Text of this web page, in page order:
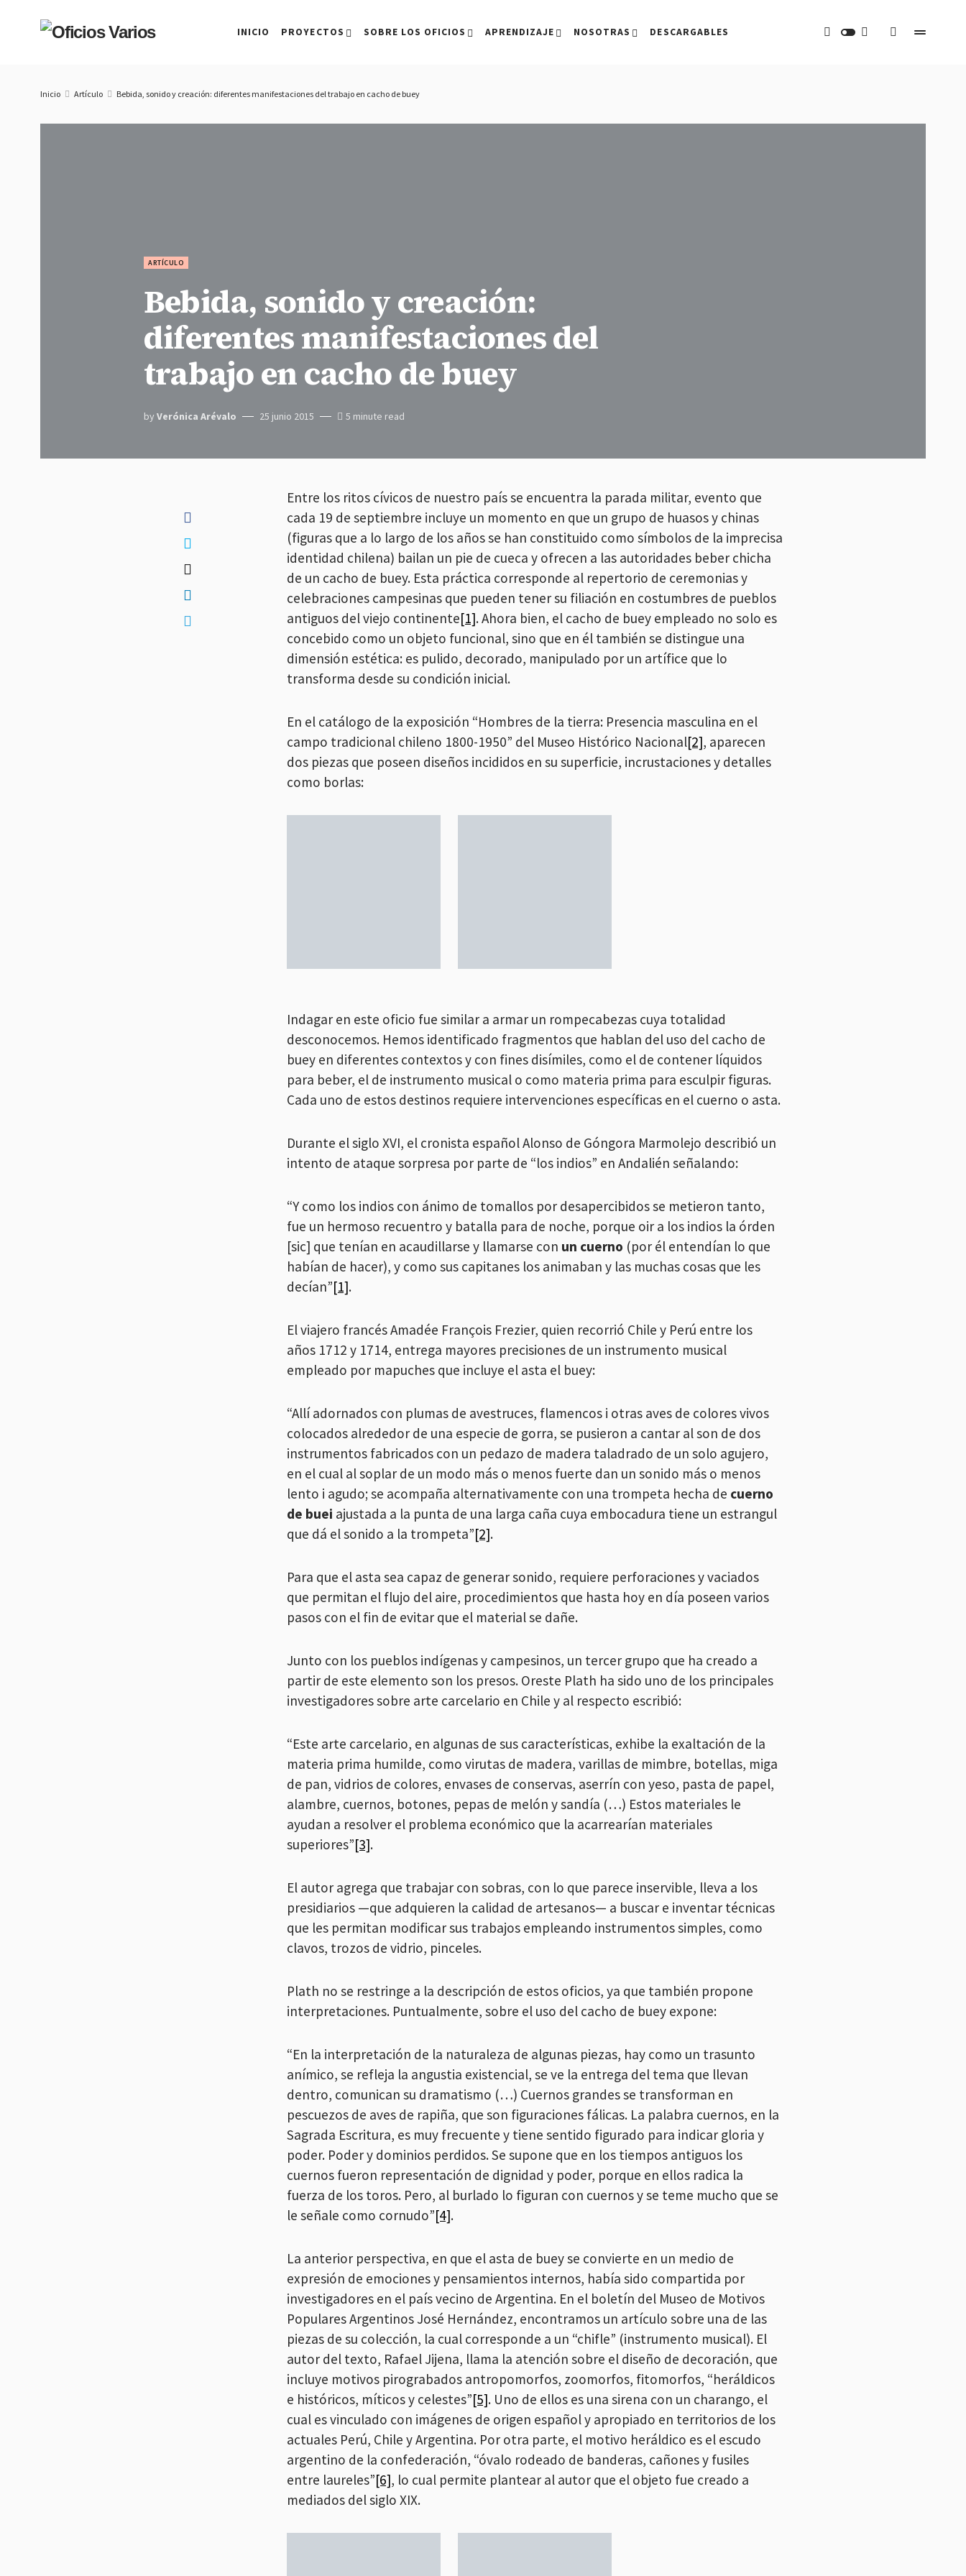
INICIO PROYECTOS SOBRE LOS OFICIOS APRENDIZAJE NOSOTRAS DESCARGABLES
Inicio Artículo Bebida, sonido y creación: diferentes manifestaciones del trabajo en cacho de buey
ARTÍCULO
Bebida, sonido y creación:
diferentes manifestaciones del
trabajo en cacho de buey
by Verónica Arévalo 25 junio 2015 5 minute read
Entre los ritos cívicos de nuestro país se encuentra la parada militar, evento que
cada 19 de septiembre incluye un momento en que un grupo de huasos y chinas
(figuras que a lo largo de los años se han constituido como símbolos de la imprecisa
identidad chilena) bailan un pie de cueca y ofrecen a las autoridades beber chicha
de un cacho de buey. Esta práctica corresponde al repertorio de ceremonias y
celebraciones campesinas que pueden tener su filiación en costumbres de pueblos
antiguos del viejo continente[1]. Ahora bien, el cacho de buey empleado no solo es
concebido como un objeto funcional, sino que en él también se distingue una
dimensión estética: es pulido, decorado, manipulado por un artífice que lo
transforma desde su condición inicial.
En el catálogo de la exposición “Hombres de la tierra: Presencia masculina en el
campo tradicional chileno 1800-1950” del Museo Histórico Nacional[2], aparecen
dos piezas que poseen diseños incididos en su superficie, incrustaciones y detalles
como borlas:
Indagar en este oficio fue similar a armar un rompecabezas cuya totalidad
desconocemos. Hemos identificado fragmentos que hablan del uso del cacho de
buey en diferentes contextos y con fines disímiles, como el de contener líquidos
para beber, el de instrumento musical o como materia prima para esculpir figuras.
Cada uno de estos destinos requiere intervenciones específicas en el cuerno o asta.
Durante el siglo XVI, el cronista español Alonso de Góngora Marmolejo describió un
intento de ataque sorpresa por parte de “los indios” en Andalién señalando:
“Y como los indios con ánimo de tomallos por desapercibidos se metieron tanto,
fue un hermoso recuentro y batalla para de noche, porque oir a los indios la órden
[sic] que tenían en acaudillarse y llamarse con un cuerno (por él entendían lo que
habían de hacer), y como sus capitanes los animaban y las muchas cosas que les
decían”[1].
El viajero francés Amadée François Frezier, quien recorrió Chile y Perú entre los
años 1712 y 1714, entrega mayores precisiones de un instrumento musical
empleado por mapuches que incluye el asta el buey:
“Allí adornados con plumas de avestruces, flamencos i otras aves de colores vivos
colocados alrededor de una especie de gorra, se pusieron a cantar al son de dos
instrumentos fabricados con un pedazo de madera taladrado de un solo agujero,
en el cual al soplar de un modo más o menos fuerte dan un sonido más o menos
lento i agudo; se acompaña alternativamente con una trompeta hecha de cuerno
de buei ajustada a la punta de una larga caña cuya embocadura tiene un estrangul
que dá el sonido a la trompeta”[2].
Para que el asta sea capaz de generar sonido, requiere perforaciones y vaciados
que permitan el flujo del aire, procedimientos que hasta hoy en día poseen varios
pasos con el fin de evitar que el material se dañe.
Junto con los pueblos indígenas y campesinos, un tercer grupo que ha creado a
partir de este elemento son los presos. Oreste Plath ha sido uno de los principales
investigadores sobre arte carcelario en Chile y al respecto escribió:
“Este arte carcelario, en algunas de sus características, exhibe la exaltación de la
materia prima humilde, como virutas de madera, varillas de mimbre, botellas, miga
de pan, vidrios de colores, envases de conservas, aserrín con yeso, pasta de papel,
alambre, cuernos, botones, pepas de melón y sandía (…) Estos materiales le
ayudan a resolver el problema económico que la acarrearían materiales
superiores”[3].
El autor agrega que trabajar con sobras, con lo que parece inservible, lleva a los
presidiarios —que adquieren la calidad de artesanos— a buscar e inventar técnicas
que les permitan modificar sus trabajos empleando instrumentos simples, como
clavos, trozos de vidrio, pinceles.
Plath no se restringe a la descripción de estos oficios, ya que también propone
interpretaciones. Puntualmente, sobre el uso del cacho de buey expone:
“En la interpretación de la naturaleza de algunas piezas, hay como un trasunto
anímico, se refleja la angustia existencial, se ve la entrega del tema que llevan
dentro, comunican su dramatismo (…) Cuernos grandes se transforman en
pescuezos de aves de rapiña, que son figuraciones fálicas. La palabra cuernos, en la
Sagrada Escritura, es muy frecuente y tiene sentido figurado para indicar gloria y
poder. Poder y dominios perdidos. Se supone que en los tiempos antiguos los
cuernos fueron representación de dignidad y poder, porque en ellos radica la
fuerza de los toros. Pero, al burlado lo figuran con cuernos y se teme mucho que se
le señale como cornudo”[4].
La anterior perspectiva, en que el asta de buey se convierte en un medio de
expresión de emociones y pensamientos internos, había sido compartida por
investigadores en el país vecino de Argentina. En el boletín del Museo de Motivos
Populares Argentinos José Hernández, encontramos un artículo sobre una de las
piezas de su colección, la cual corresponde a un “chifle” (instrumento musical). El
autor del texto, Rafael Jijena, llama la atención sobre el diseño de decoración, que
incluye motivos pirograbados antropomorfos, zoomorfos, fitomorfos, “heráldicos
e históricos, míticos y celestes”[5]. Uno de ellos es una sirena con un charango, el
cual es vinculado con imágenes de origen español y apropiado en territorios de los
actuales Perú, Chile y Argentina. Por otra parte, el motivo heráldico es el escudo
argentino de la confederación, “óvalo rodeado de banderas, cañones y fusiles
entre laureles”[6], lo cual permite plantear al autor que el objeto fue creado a
mediados del siglo XIX.